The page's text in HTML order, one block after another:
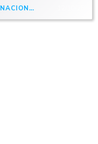
silbadoNACIONALES